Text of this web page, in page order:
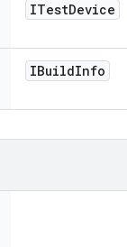
ITestDevice
IBuildInfo